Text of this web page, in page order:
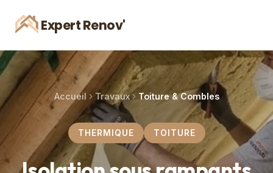
Expert Renov'
Accueil Travaux Toiture & Combles
THERMIQUE TOITURE